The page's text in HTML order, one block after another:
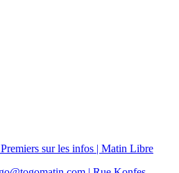
sur les infos | Matin Libre